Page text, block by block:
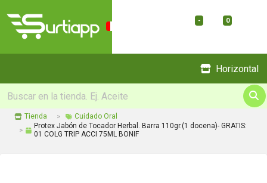
- 0
Horizontal
Tienda
Cuidado Oral
Protex Jabón de Tocador Herbal. Barra 110gr.(1 docena)- GRATIS:
01 COLG TRIP ACCI 75ML BONIF